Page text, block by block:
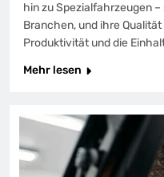
hin zu Spezialfahrzeugen
Branchen, und ihre
Produktivität und die
Mehr lesen